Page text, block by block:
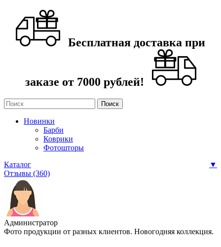
Бесплатная доставка при
заказе от 7000 рублей!
Новинки
Барби
Коврики
Фотошторы
Каталог
▼
Отзывы (360)
Администратор
Фото продукции от разных клиентов. Новогодняя коллекция.